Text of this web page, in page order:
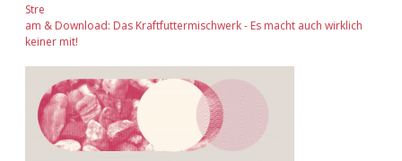
Stre
am & Download: Das Kraftfuttermischwerk - Es macht auch wirklich
keiner mit!